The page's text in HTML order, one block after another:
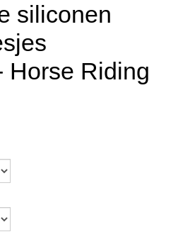
siliconen
Horse Riding